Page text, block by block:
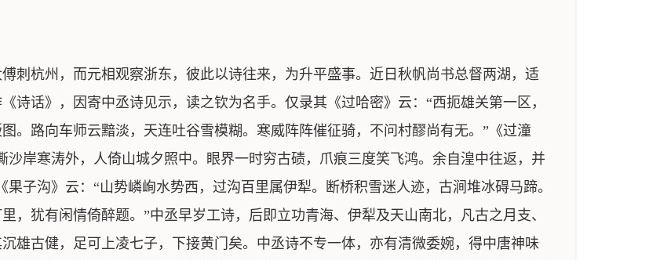
刺杭州，而元相观察浙东，彼此以诗往来，为升平盛事。近日秋帆尚书总督两湖，适
诗话》，因寄中丞诗见示，读之钦为名手。仅录其《过哈密》云：“西扼雄关第一区，
。路向车师云黯淡，天连吐谷雪模糊。寒威阵阵催征骑，不问村醪尚有无。”《过潼
岸寒涛外，人倚山城夕照中。眼界一时穷古碛，爪痕三度笑飞鸿。余自湟中往返，并
子沟》云：“山势嶙峋水势西，过沟百里属伊犁。断桥积雪迷人迹，古涧堆冰碍马蹄。
，犹有闲情倚醉题。”中丞早岁工诗，后即立功青海、伊犁及天山南北，凡古之月支、
雄古健，足可上凌七子，下接黄门矣。中丞诗不专一体，亦有清微委婉，得中唐神味